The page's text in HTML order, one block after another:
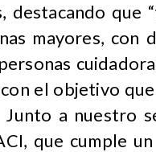
destacando
mayores, con
con el objetivo
Junto a nuestro
que cumple